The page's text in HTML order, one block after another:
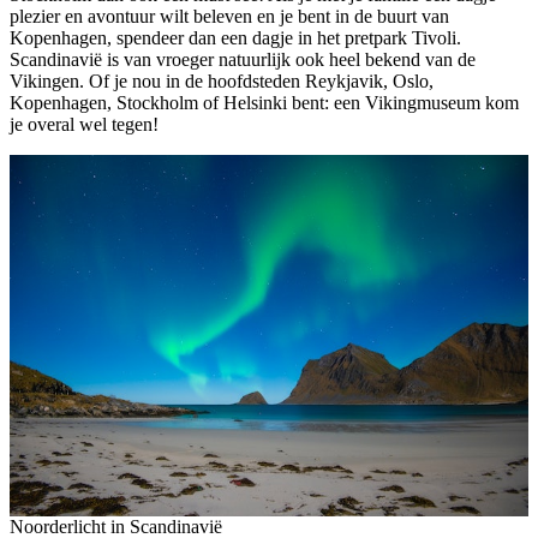
plezier en avontuur wilt beleven en je bent in de buurt van
Kopenhagen, spendeer dan een dagje in het pretpark Tivoli.
Scandinavië is van vroeger natuurlijk ook heel bekend van de
Vikingen. Of je nou in de hoofdsteden Reykjavik, Oslo,
Kopenhagen, Stockholm of Helsinki bent: een Vikingmuseum kom
je overal wel tegen!
Noorderlicht in Scandinavië